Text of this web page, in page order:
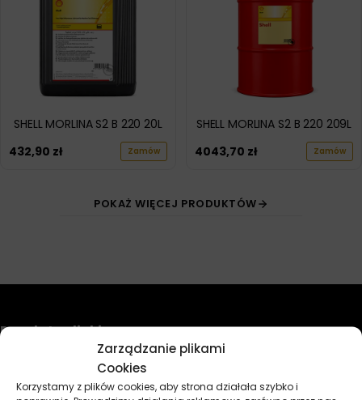
Zarządzanie plikami
Cookies
Korzystamy z plików cookies, aby strona działała szybko i
SHELL MORLINA S2 B 220 20L
432,90 zł Zamów
SHELL MORLINA S2 B 220 209L
4043,70 zł Zamów
POKAŻ WIĘCEJ PRODUKTÓW
Przydatne linki
Chemia